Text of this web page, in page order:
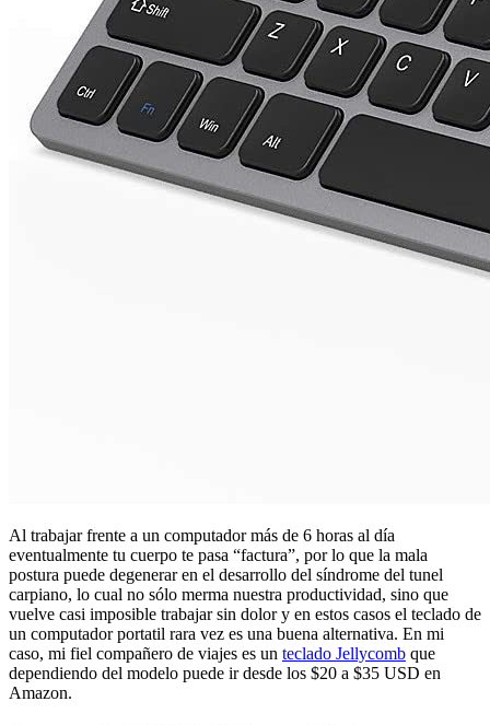
Al trabajar frente a un computador más de 6 horas al día
eventualmente tu cuerpo te pasa “factura”, por lo que la mala
postura puede degenerar en el desarrollo del síndrome del tunel
carpiano, lo cual no sólo merma nuestra productividad, sino que
vuelve casi imposible trabajar sin dolor y en estos casos el teclado de
un computador portatil rara vez es una buena alternativa. En mi
caso, mi fiel compañero de viajes es un teclado Jellycomb que
dependiendo del modelo puede ir desde los $20 a $35 USD en
Amazon.